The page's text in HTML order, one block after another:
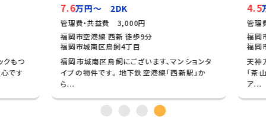
もつ
です
7.6万円～ 2DK
管理費・共益費 3,000円
福岡市空港線 西新 徒歩9分
福岡市城南区鳥飼4丁目
福岡市城南区鳥飼にございます、マンションタ
イプの物件です。 地下鉄空港線「西新駅」か
ら...
4.5
管理
福岡
福岡
天神
「茶
ア...